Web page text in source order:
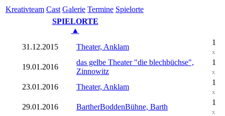
Kreativ­team Cast Gale­rie Ter­mi­ne Spielorte
SPIELORTE
▲
31.12.2015
Theater, Anklam
1
x
19.01.2016
das gelbe Theater "die blechbüchse",
Zinnowitz
1
x
23.01.2016 Theater, Anklam
1
x
29.01.2016 BartherBoddenBühne, Barth
1
x